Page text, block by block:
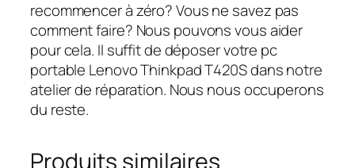
recommencer à zéro? Vous ne savez pas
comment faire? Nous pouvons vous aider
pour cela. Il suffit de déposer votre pc
portable Lenovo Thinkpad T420S dans notre
atelier de réparation. Nous nous occuperons
du reste.
Produits similaires